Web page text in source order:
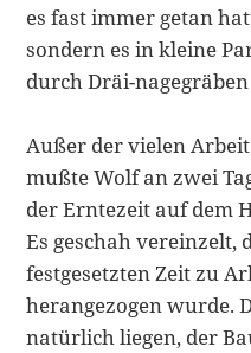
es fast immer getan
sondern es in kleine
durch Dräi-
Außer der vielen
mußte Wolf an zwei
der Erntezeit auf dem
Es ge­schah vereinzelt,
festgesetzten Zeit zu
herangezogen wurde.
natürlich liegen, der